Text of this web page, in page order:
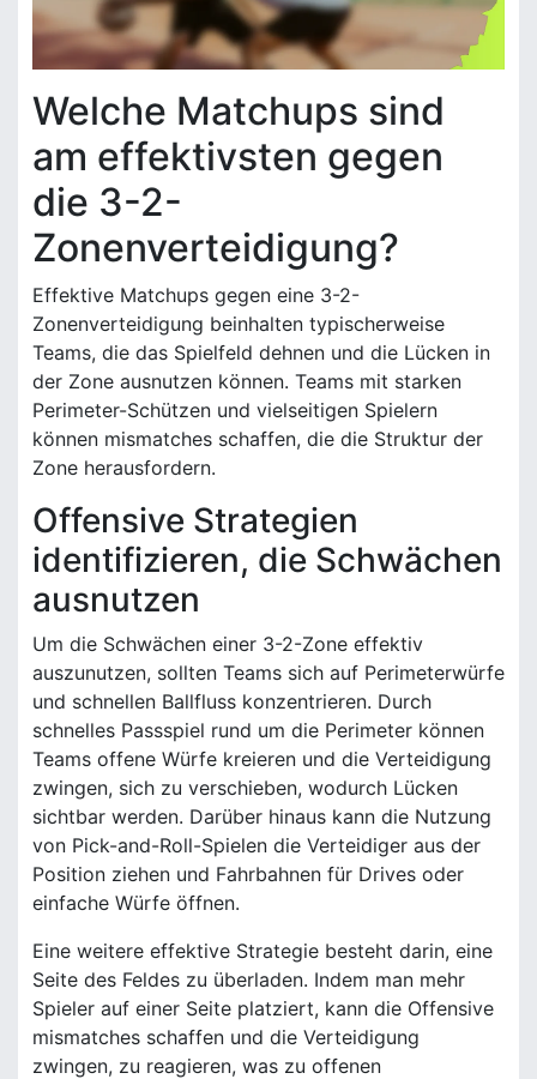
Welche Matchups sind
am effektivsten gegen
die 3-2-
Zonenverteidigung?
Effektive Matchups gegen eine 3-2-
Zonenverteidigung beinhalten typischerweise
Teams, die das Spielfeld dehnen und die Lücken in
der Zone ausnutzen können. Teams mit starken
Perimeter-Schützen und vielseitigen Spielern
können mismatches schaffen, die die Struktur der
Zone herausfordern.
Offensive Strategien
identifizieren, die Schwächen
ausnutzen
Um die Schwächen einer 3-2-Zone effektiv
auszunutzen, sollten Teams sich auf Perimeterwürfe
und schnellen Ballfluss konzentrieren. Durch
schnelles Passspiel rund um die Perimeter können
Teams offene Würfe kreieren und die Verteidigung
zwingen, sich zu verschieben, wodurch Lücken
sichtbar werden. Darüber hinaus kann die Nutzung
von Pick-and-Roll-Spielen die Verteidiger aus der
Position ziehen und Fahrbahnen für Drives oder
einfache Würfe öffnen.
Eine weitere effektive Strategie besteht darin, eine
Seite des Feldes zu überladen. Indem man mehr
Spieler auf einer Seite platziert, kann die Offensive
mismatches schaffen und die Verteidigung
zwingen, zu reagieren, was zu offenen